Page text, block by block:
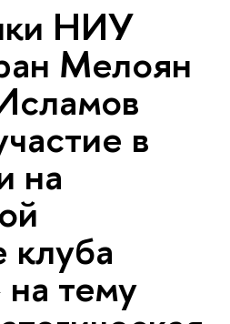
НИУ
Мелоян
в
на
клуба
тему